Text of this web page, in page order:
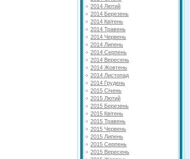
2014 Лютий
2014 Березень
2014 Квітень
2014 Травень
2014 Червень
2014 Липень
2014 Серпень
2014 Вересень
2014 Жовтень
2014 Листопад
2014 Грудень
2015 Січень
2015 Лютий
2015 Березень
2015 Квітень
2015 Травень
2015 Червень
2015 Липень
2015 Серпень
2015 Вересень